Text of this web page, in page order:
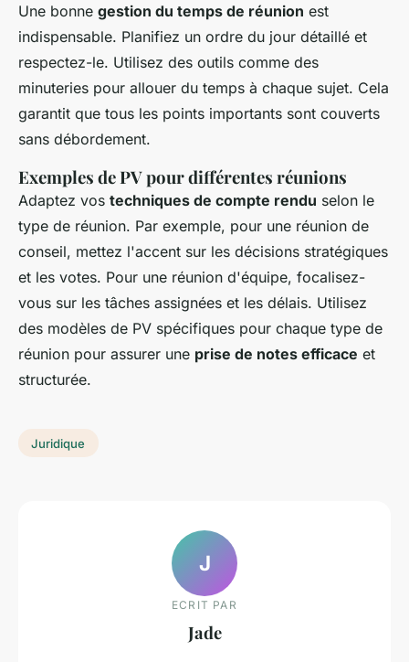
Une bonne gestion du temps de réunion est
indispensable. Planifiez un ordre du jour détaillé et
respectez-le. Utilisez des outils comme des
minuteries pour allouer du temps à chaque sujet. Cela
garantit que tous les points importants sont couverts
sans débordement.
Exemples de PV pour différentes réunions
Adaptez vos techniques de compte rendu selon le
type de réunion. Par exemple, pour une réunion de
conseil, mettez l'accent sur les décisions stratégiques
et les votes. Pour une réunion d'équipe, focalisez-
vous sur les tâches assignées et les délais. Utilisez
des modèles de PV spécifiques pour chaque type de
réunion pour assurer une prise de notes efficace et
structurée.
Juridique
J
ECRIT PAR
Jade